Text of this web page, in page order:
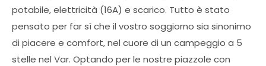
potabile, elettricità (16A) e scarico. Tutto è stato
pensato per far sì che il vostro soggiorno sia sinonimo
di piacere e comfort, nel cuore di un campeggio a 5
stelle nel Var. Optando per le nostre piazzole con